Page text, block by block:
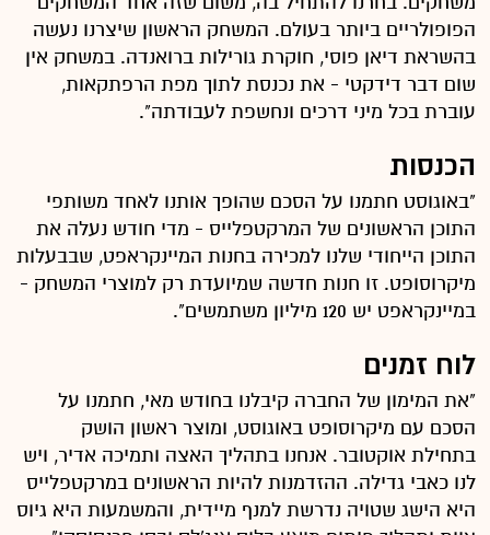
הפופולריים ביותר בעולם. המשחק הראשון שיצרנו נעשה
בהשראת דיאן פוסי, חוקרת גורילות ברואנדה. במשחק אין
שום דבר דידקטי - את נכנסת לתוך מפת הרפתקאות,
עוברת בכל מיני דרכים ונחשפת לעבודתה".
הכנסות
"באוגוסט חתמנו על הסכם שהופך אותנו לאחד משותפי
התוכן הראשונים של המרקטפלייס - מדי חודש נעלה את
התוכן הייחודי שלנו למכירה בחנות המיינקראפט, שבבעלות
מיקרוסופט. זו חנות חדשה שמיועדת רק למוצרי המשחק -
במיינקראפט יש 120 מיליון משתמשים".
לוח זמנים
"את המימון של החברה קיבלנו בחודש מאי, חתמנו על
הסכם עם מיקרוסופט באוגוסט, ומוצר ראשון הושק
בתחילת אוקטובר. אנחנו בתהליך האצה ותמיכה אדיר, ויש
לנו כאבי גדילה. ההזדמנות להיות הראשונים במרקטפלייס
היא הישג שטויה נדרשת למנף מיידית, והמשמעות היא גיוס